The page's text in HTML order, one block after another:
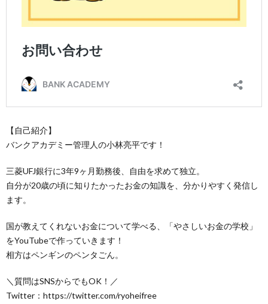
【自己紹介】
バンクアカデミー管理人の小林亮平です！
三菱UFJ銀行に3年9ヶ月勤務後、自由を求めて独立。
自分が20歳の頃に知りたかったお金の知識を、分かりやすく発信し
ます。
国が教えてくれないお金について学べる、「やさしいお金の学校」
をYouTubeで作っていきます！
相方はペンギンのペンタごん。
＼質問はSNSからでもOK！／
Twitter：https://twitter.com/ryoheifree